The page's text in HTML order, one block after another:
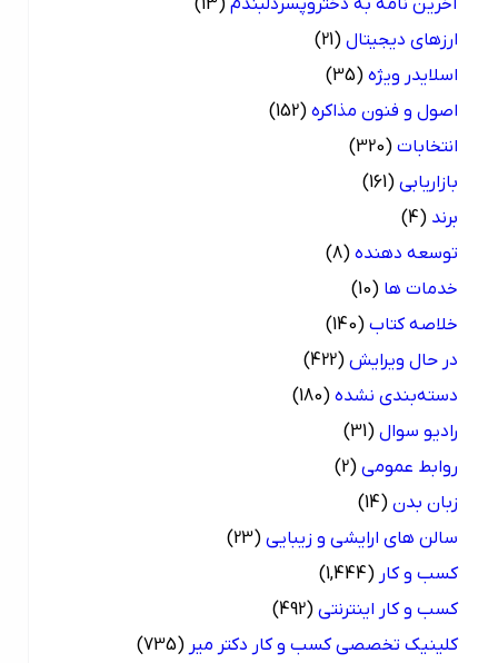
آخرین نامه به دختروپسردلبندم (13)
ارزهای دیجیتال (21)
اسلایدر ویژه (35)
اصول و فنون مذاکره (152)
انتخابات (320)
بازاریابی (161)
(4)
توسعه دهنده (8)
خدمات ها (10)
خلاصه کتاب (140)
در حال ویرایش (422)
دسته‌بندی نشده (180)
رادیو سوال (31)
روابط عمومی (2)
زبان بدن (14)
سالن های ارایشی و زیبایی (23)
کسب و کار (1,444)
کسب و کار اینترنتی (492)
کلینیک تخصصی کسب و کار دکتر میر (735)